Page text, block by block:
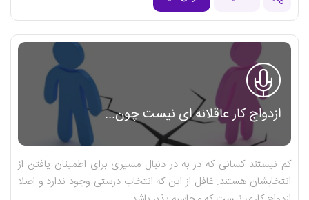
ازدواج کار عاقلانه ای نیست چون...
کم نیستند کسانی که در به در دنبال مسیری برای اطمینان یافتن از
انتخابشان هستند. غافل از این که انتخاب درستی وجود ندارد و اصلا